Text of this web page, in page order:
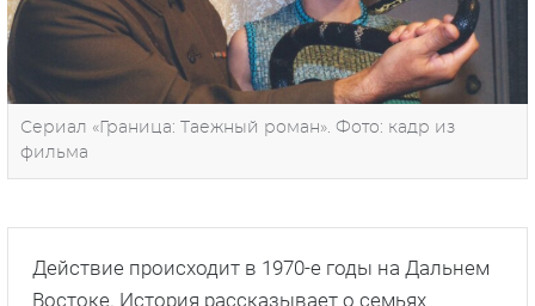
Сериал «Граница: Таежный роман». Фото: кадр из
фильма
Действие происходит в 1970-е годы на Дальнем
Востоке. История рассказывает о семьях